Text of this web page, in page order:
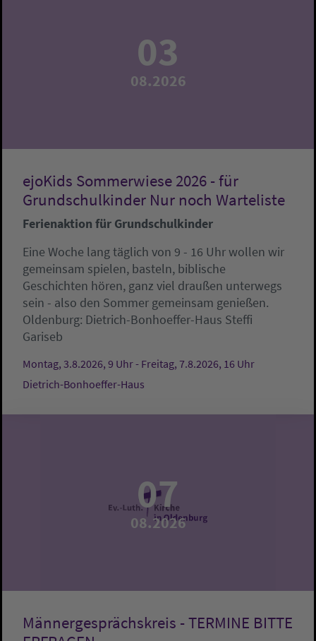
03
08.2026
ejoKids Sommerwiese 2026 - für
Grundschulkinder Nur noch Warteliste
Ferienaktion für Grundschulkinder
Eine Woche lang täglich von 9 - 16 Uhr wollen wir
gemeinsam spielen, basteln, biblische
Geschichten hören, ganz viel draußen unterwegs
sein - also den Sommer gemeinsam genießen.
Oldenburg: Dietrich-Bonhoeffer-Haus Steffi
Gariseb
Montag, 3.8.2026, 9 Uhr - Freitag, 7.8.2026, 16 Uhr
Dietrich-Bonhoeffer-Haus
07
08.2026
Männergesprächskreis - TERMINE BITTE